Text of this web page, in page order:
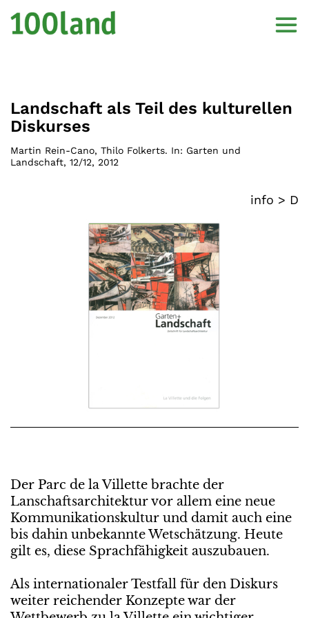
Landschaft als Teil des kulturellen
Diskurses
Martin Rein-Cano, Thilo Folkerts. In: Garten und
Landschaft, 12/12, 2012
info > D
Der Parc de la Villette brachte der
Lanschaftsarchitektur vor allem eine neue
Kommunikationskultur und damit auch eine
bis dahin unbekannte Wetschätzung. Heute
gilt es, diese Sprachfähigkeit auszubauen.
Als internationaler Testfall für den Diskurs
weiter reichender Konzepte war der